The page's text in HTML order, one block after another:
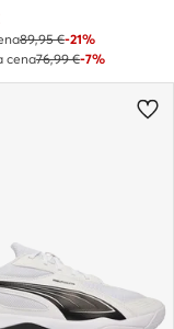
cena
89,95 €-21%
cena76,99 €-7%